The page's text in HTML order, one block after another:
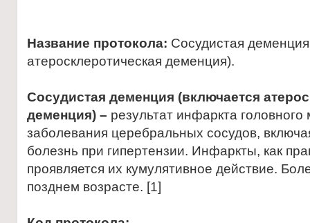
Название протокола: Сосудистая
атеросклеротическая деменция).
Сосудистая деменция (включается
деменция) – результат инфаркта головного
заболевания церебральных сосудов,
болезнь при гипертензии. Инфаркты, как
проявляется их кумулятивное действие.
позднем возрасте. [1]